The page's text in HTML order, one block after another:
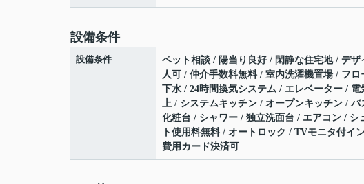
設備条件
設備条件
ペット相談 / 陽当り良好 / 閑静な住宅地 / デ
人可 / 仲介手数料無料 / 室内洗濯機置場 / フ
下水 / 24時間換気システム / エレベーター /
上 / システムキッチン / オープンキッチン /
化粧台 / シャワー / 独立洗面台 / エアコン /
ト使用料無料 / オートロック / TVモニタ付イ
費用カード決済可